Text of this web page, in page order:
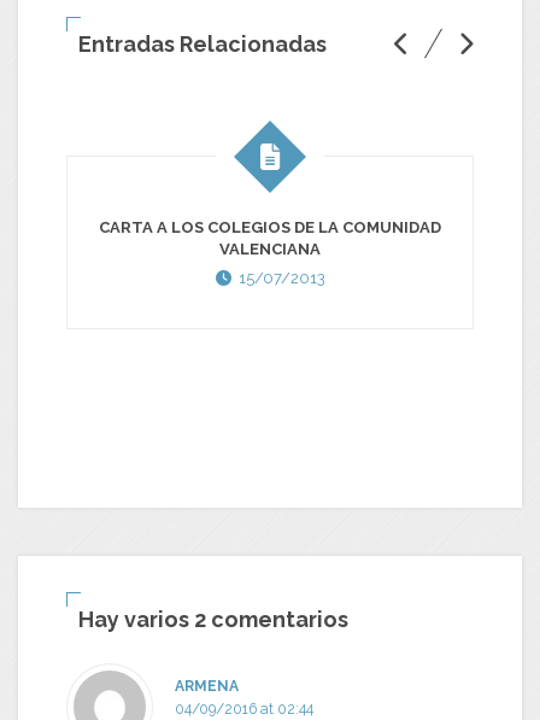
Entradas Relacionadas
CARTA A LOS COLEGIOS DE LA COMUNIDAD
VALENCIANA
15/07/2013
Hay varios 2 comentarios
ARMENA
04/09/2016 at 02:44